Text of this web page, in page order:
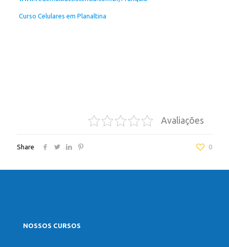
Curso Celulares em Planaltina
Avaliações
Share 0
NOSSOS CURSOS